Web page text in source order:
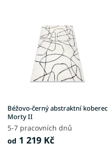
u
k
t
ů
Béžovo-černý abstraktní koberec
Morty II
5-7 pracovních dnů
od 1 219 Kč